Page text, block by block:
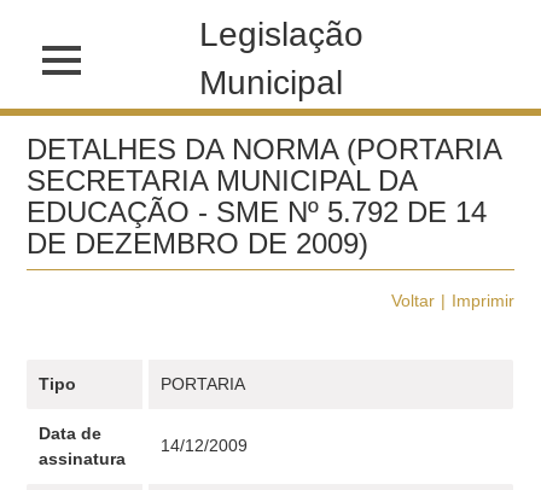
Legislação
Municipal
DETALHES DA NORMA (PORTARIA
SECRETARIA MUNICIPAL DA
EDUCAÇÃO - SME Nº 5.792 DE 14
DE DEZEMBRO DE 2009)
Voltar Imprimir
Tipo PORTARIA
Data de
assinatura
14/12/2009